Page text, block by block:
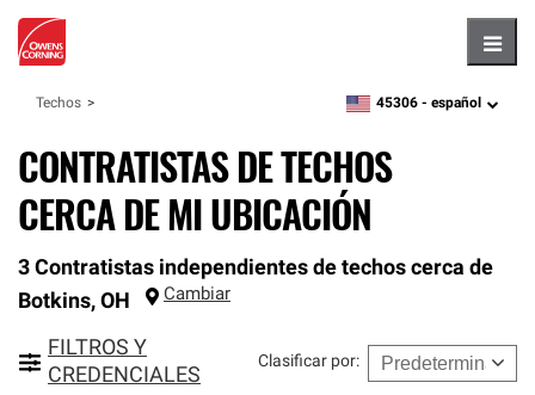
Techos zipcode,language
45306 - español
CONTRATISTAS DE TECHOS
CERCA DE MI UBICACIÓN
3 Contratistas independientes de techos cerca de
Botkins, OH Cambiar
FILTROS Y
CREDENCIALES
Clasificar por: